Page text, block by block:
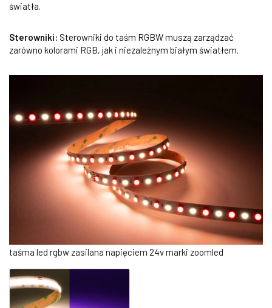
światła.
Sterowniki: Sterowniki do taśm RGBW muszą zarządzać
zarówno kolorami RGB, jak i niezależnym białym światłem.
taśma led rgbw zasilana napięciem 24v marki zoomled